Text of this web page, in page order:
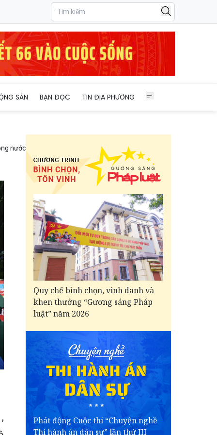
SẢN BẠN ĐỌC TIN ĐỊA PHƯƠNG
nước
Quy chế bình chọn, vinh danh và
khen thưởng “Gương sáng Pháp
luật” năm 2026
Phát động Cuộc thi “Chuyện nghề
Thi hành án dân sự” lần thứ III